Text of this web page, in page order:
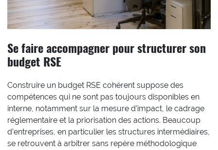
Se faire accompagner pour structurer son
budget RSE
Construire un budget RSE cohérent suppose des
compétences qui ne sont pas toujours disponibles en
interne, notamment sur la mesure d’impact, le cadrage
réglementaire et la priorisation des actions. Beaucoup
d’entreprises, en particulier les structures intermédiaires,
se retrouvent à arbitrer sans repère méthodologique